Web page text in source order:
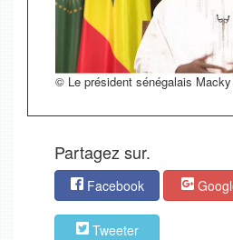
© Le président sénégalais
Partagez sur.
Facebook
Tweeter